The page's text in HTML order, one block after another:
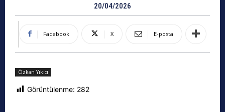
20/04/2026
Facebook X E-posta
Özkan Yıkıcı
Görüntülenme: 282